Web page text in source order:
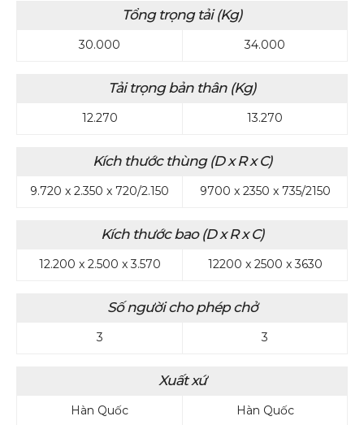
Tổng trọng tải (Kg)
30.000 34.000
Tải trọng bản thân (Kg)
12.270 13.270
Kích thước thùng (D x R x C)
9.720 x 2.350 x 720/2.150 9700 x 2350 x 735/2150
Kích thước bao (D x R x C)
12.200 x 2.500 x 3.570 12200 x 2500 x 3630
Số người cho phép chở
3 3
Xuất xứ
Hàn Quốc Hàn Quốc